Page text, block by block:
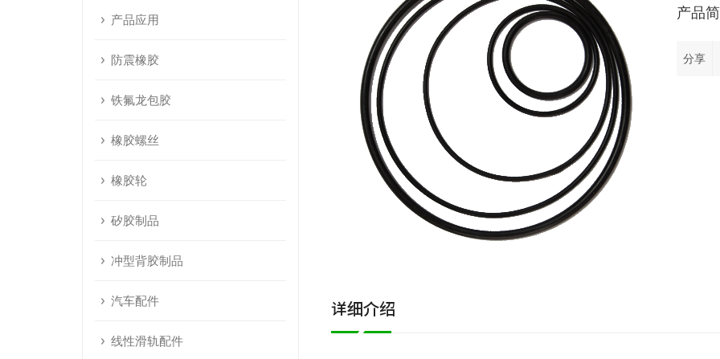
产品应用
防震橡胶
铁氟龙包胶
橡胶螺丝
橡胶轮
矽胶制品
冲型背胶制品
汽车配件
线性滑轨配件
分享
详细介绍